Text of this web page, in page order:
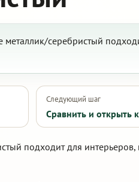
серебристый
Следующий шаг
Сравнить и открыть
подходит для